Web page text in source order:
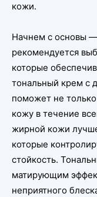
кожи.
Начнем с основы
рекомендуется
которые
тональный крем с
поможет не
кожу в течение
жирной кожи
которые
стойкость.
матирующим
неприятного